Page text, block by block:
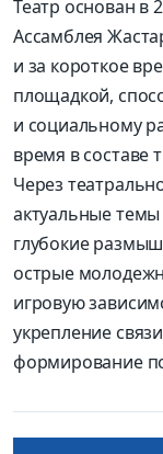
Театр основан в
Ассамблея
и за короткое
площадкой,
и социальному
время в составе
Через
актуальные темы
глубокие
острые
игровую
укрепление
формирование